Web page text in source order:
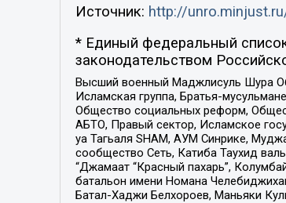
Источник: http://
* Единый федеральный
законодательством
Высший военный Маджлисуль Шура
Исламская группа, Братья-
Общество социальных реформ,
АБТО, Правый сектор, Исламское
уа Тагьаля SHAM, АУМ Синрике,
сообщество Сеть, Катиба Таухид
“Джамаат “Красный пахарь”,
батальон имени Номана
Батал-Хаджи Белхороев, Маньяки